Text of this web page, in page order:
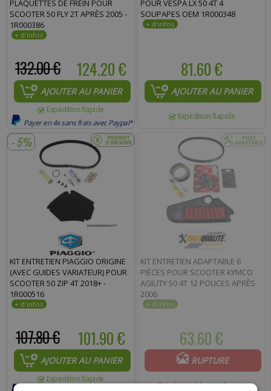
PLAQUETTES DE FREIN POUR
SCOOTER 50 FLY 2T APRÈS 2005 -
1R000386
124.20 €
132.00 €
AJOUTER AU PANIER
Expédition Rapide
Payer en 4x sans frais avec Paypal*
POUR VESPA LX 50 4T 4
SOUPAPES OEM 1R000348
81.60 €
AJOUTER AU PANIER
Expédition Rapide
- 5%
KIT ENTRETIEN PIAGGIO ORIGINE
(AVEC GUIDES VARIATEUR) POUR
SCOOTER 50 ZIP 4T 2018+ -
1R000516
101.90 €
107.80 €
AJOUTER AU PANIER
Expédition Rapide
KIT ENTRETIEN ADAPTABLE 6
PIÈCES POUR SCOOTER KYMCO
AGILITY 50 4T 12 POUCES APRÈS
2006
63.60 €
RUPTURE
Indisponible actuellement